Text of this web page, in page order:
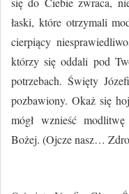
łaski, które otrzymali
cierpiący
którzy się oddali pod
potrzebach. Święty
pozbawiony. Okaż się
mógł wznieść
Bożej. (Ojcze nasz…